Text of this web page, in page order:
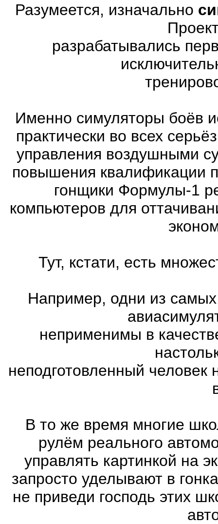
Разумеется, изначально
разрабатывались
Именно симуляторы боёв
практически во всех
управления воздушными
повышения квалификации
гонщики Формулы-1
компьютеров для
Тут, кстати, есть
Например, одни из
неприменимы в
неподготовленный
В то же время многие
рулём реального
управлять картинкой на
запросто уделывают в
не приведи господь этих